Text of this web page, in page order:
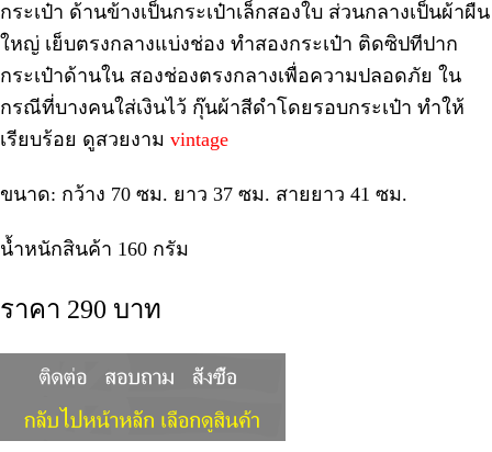
กระเป๋า ด้านข้างเป็นกระเป๋าเล็กสองใบ ส่วนกลางเป็นผ้าผืน
ใหญ่ เย็บตรงกลางแบ่งช่อง ทำสองกระเป๋า ติดซิปทีปาก
กระเป๋าด้านใน สองช่องตรงกลางเพื่อความปลอดภัย ใน
กรณีที่บางคนใส่เงินไว้ กุ๊นผ้าสีดำโดยรอบกระเป๋า ทำให้
เรียบร้อย ดูสวยงาม vintage
ขนาด: กว้าง 70 ซม. ยาว 37 ซม. สายยาว 41 ซม.
น้ำหนักสินค้า 160 กรัม
ราคา 290 บาท